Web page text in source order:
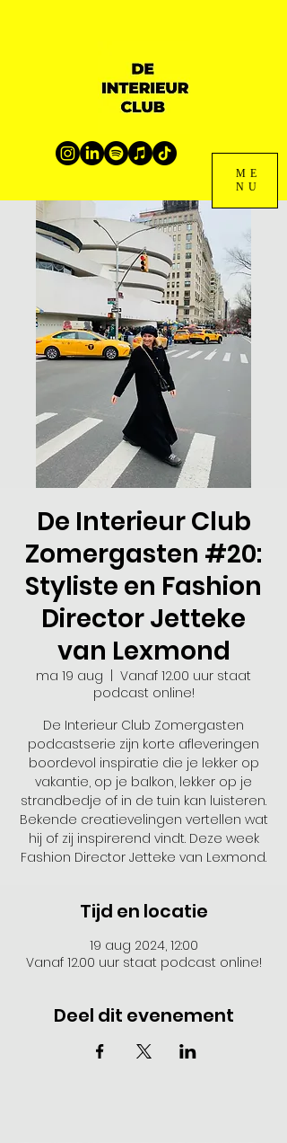
ME
NU
De Interieur Club
Zomergasten #20:
Styliste en Fashion
Director Jetteke
van Lexmond
ma 19 aug
Vanaf 12.00 uur staat
podcast online!
De Interieur Club Zomergasten
podcastserie zijn korte afleveringen
boordevol inspiratie die je lekker op
vakantie, op je balkon, lekker op je
strandbedje of in de tuin kan luisteren.
Bekende creatievelingen vertellen wat
hij of zij inspirerend vindt. Deze week
Fashion Director Jetteke van Lexmond.
Tijd en locatie
19 aug 2024, 12:00
Vanaf 12.00 uur staat podcast online!
Deel dit evenement